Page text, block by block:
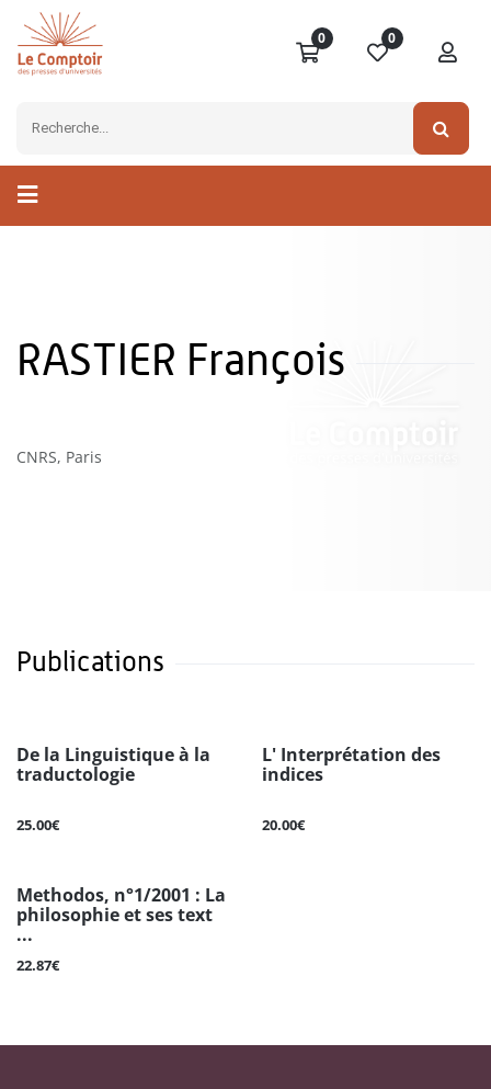
0 0
RASTIER François
CNRS, Paris
Publications
De la Linguistique à la
traductologie
25.00€
L' Interprétation des
indices
20.00€
Methodos, n°1/2001 : La
philosophie et ses text
...
22.87€